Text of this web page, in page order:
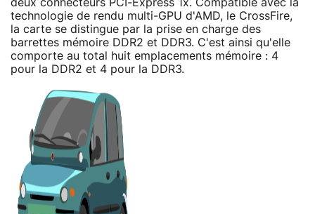
deux connecteurs PCI-Express 1x. Compatible avec la
technologie de rendu multi-GPU d'AMD, le CrossFire,
la carte se distingue par la prise en charge des
barrettes mémoire DDR2 et DDR3. C'est ainsi qu'elle
comporte au total huit emplacements mémoire : 4
pour la DDR2 et 4 pour la DDR3.